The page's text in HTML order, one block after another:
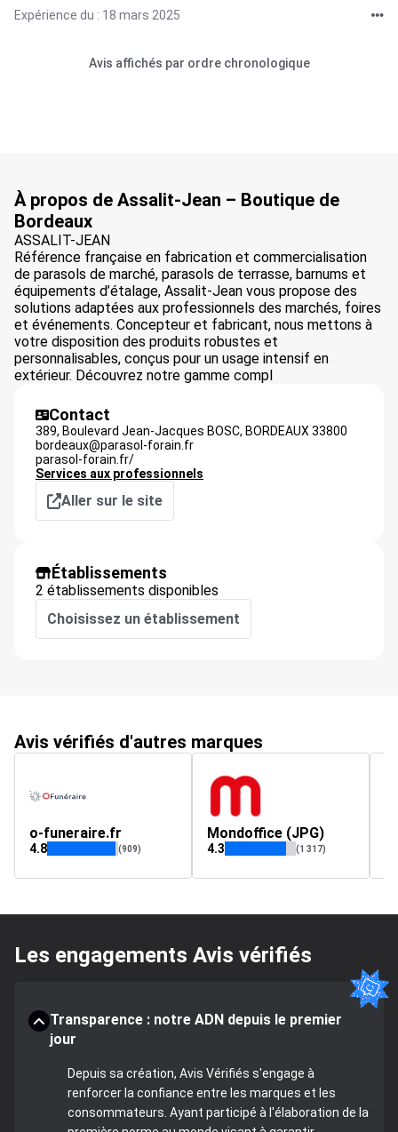
Expérience du : 18 mars 2025
Avis affichés par ordre chronologique
À propos de Assalit-Jean – Boutique de
Bordeaux
ASSALIT-JEAN
Référence française en fabrication et commercialisation
de parasols de marché, parasols de terrasse, barnums et
équipements d’étalage, Assalit-Jean vous propose des
solutions adaptées aux professionnels des marchés, foires
et événements. Concepteur et fabricant, nous mettons à
votre disposition des produits robustes et
personnalisables, conçus pour un usage intensif en
extérieur. Découvrez notre gamme compl
Contact
389, Boulevard Jean-Jacques BOSC, BORDEAUX 33800
bordeaux@parasol-forain.fr
parasol-forain.fr/
Services aux professionnels
Aller sur le site
Établissements
2 établissements disponibles
Choisissez un établissement
Avis vérifiés d'autres marques
o-funeraire.fr
4.8 (909)
Mondoffice (JPG)
4.3 (1 317)
Les engagements Avis vérifiés
Transparence : notre ADN depuis le premier
jour
Depuis sa création, Avis Vérifiés s'engage à
renforcer la confiance entre les marques et les
consommateurs. Ayant participé à l'élaboration de la